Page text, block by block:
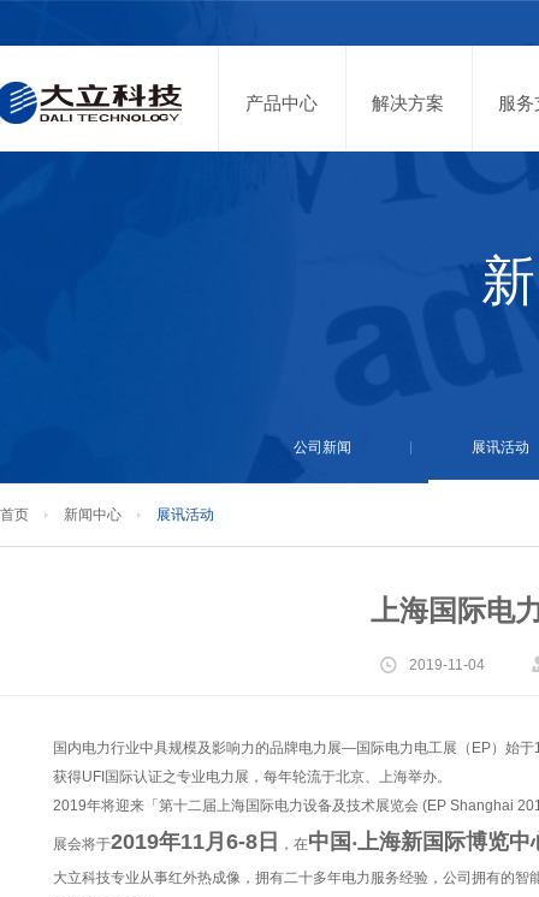
产品中心 解决方案 服
公司新闻 展讯活动
首页 新闻中心 展讯活动
上海国际电
2019-11-04
国内电力行业中具规模及影响力的品牌电力展—国际电力电工展（EP）始
获得UFI国际认证之专业电力展，每年轮流于北京、上海举办。
2019年将迎来「第十二届上海国际电力设备及技术展览会 (EP Shanghai
展会将于2019年11月6-8日 ，在中国‧上海新国际博览中
大立科技专业从事红外热成像，拥有二十多年电力服务经验，公司拥有的